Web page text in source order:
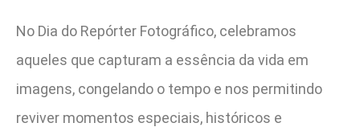
No Dia do Repórter Fotográfico, celebramos
aqueles que capturam a essência da vida em
imagens, congelando o tempo e nos permitindo
reviver momentos especiais, históricos e